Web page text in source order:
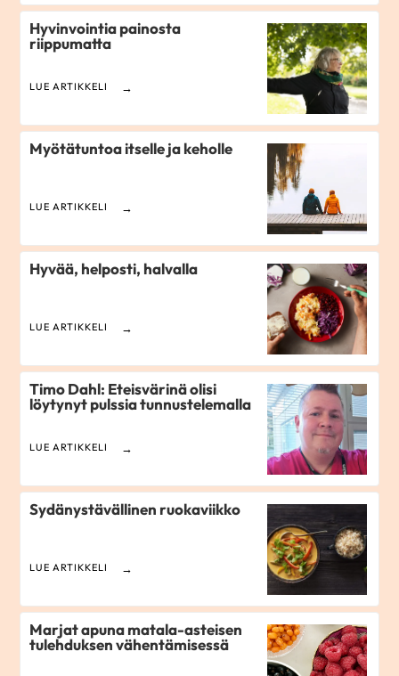
Hyvinvointia painosta
riippumatta
LUE ARTIKKELI
Myötätuntoa itselle ja keholle
LUE ARTIKKELI
Hyvää, helposti, halvalla
LUE ARTIKKELI
Timo Dahl: Eteisvärinä olisi
löytynyt pulssia tunnustelemalla
LUE ARTIKKELI
Sydänystävällinen ruokaviikko
LUE ARTIKKELI
Marjat apuna matala-asteisen
tulehduksen vähentämisessä